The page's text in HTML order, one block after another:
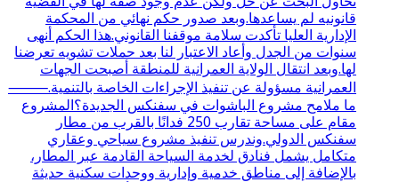
قانونيه لم يساعدها.وبعد صدور حكم نهائي من المحكمة
الإدارية العليا تأكدت سلامة موقفنا القانوني.هذا الحكم أنهى
سنوات من الجدل وأعاد الاعتبار لنا بعد حملات تشويه تعرضنا
لها.وبعد انتقال الولاية العمرانية للمنطقة أصبحت الجهات
العمرانية مسؤولة عن تنفيذ الإجراءات الخاصة بالتنمية.⸻
ما ملامح مشروع الباشوات في سفنكس الجديدة؟المشروع
مقام على مساحة تقارب 250 فدانًا بالقرب من مطار
سفنكس الدولي.وندرس تنفيذ مشروع سياحي وعقاري
متكامل يشمل فنادق لخدمة السياحة القادمة عبر المطار،
بالإضافة إلى مناطق خدمية وإدارية ووحدات سكنية حديثة